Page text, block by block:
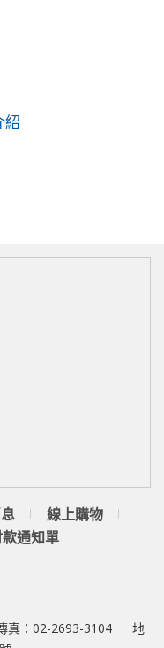
紹
線上購物
通知單
真：02-2693-3104
地